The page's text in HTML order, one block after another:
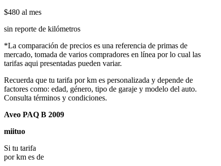
$480 al mes
sin reporte de kilómetros
*La comparación de precios es una referencia de primas de
mercado, tomada de varios compradores en línea por lo cual las
tarifas aqui presentadas pueden variar.
Recuerda que tu tarifa por km es personalizada y depende de
factores como: edad, género, tipo de garaje y modelo del auto.
Consulta términos y condiciones.
Aveo PAQ B 2009
miituo
Si tu tarifa
por km es de